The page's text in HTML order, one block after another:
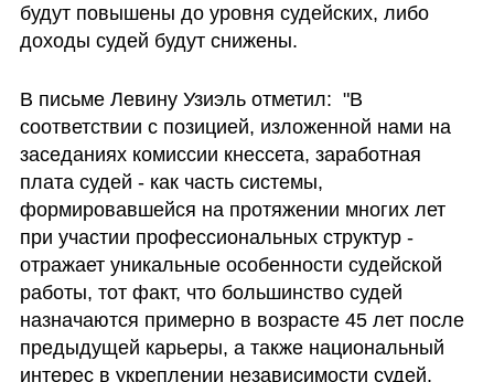
будут повышены до уровня судейских, либо
доходы судей будут снижены.
В письме Левину Узиэль отметил:  "В
соответствии с позицией, изложенной нами на
заседаниях комиссии кнессета, заработная
плата судей - как часть системы,
формировавшейся на протяжении многих лет
при участии профессиональных структур -
отражает уникальные особенности судейской
работы, тот факт, что большинство судей
назначаются примерно в возрасте 45 лет после
предыдущей карьеры, а также национальный
интерес в укреплении независимости судей.